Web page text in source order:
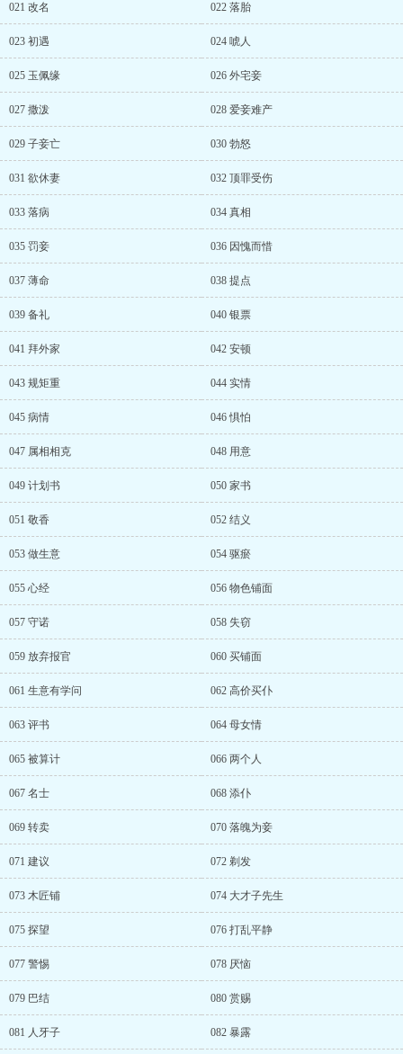
021 改名 022 落胎
023 初遇 024 唬人
025 玉佩缘 026 外宅妾
027 撒泼 028 爱妾难产
029 子妾亡 030 勃怒
031 欲休妻 032 顶罪受伤
033 落病 034 真相
035 罚妾 036 因愧而惜
037 薄命 038 提点
039 备礼 040 银票
041 拜外家 042 安顿
043 规矩重 044 实情
045 病情 046 惧怕
047 属相相克 048 用意
049 计划书 050 家书
051 敬香 052 结义
053 做生意 054 驱瘀
055 心经 056 物色铺面
057 守诺 058 失窃
059 放弃报官 060 买铺面
061 生意有学问 062 高价买仆
063 评书 064 母女情
065 被算计 066 两个人
067 名士 068 添仆
069 转卖 070 落魄为妾
071 建议 072 剃发
073 木匠铺 074 大才子先生
075 探望 076 打乱平静
077 警惕 078 厌恼
079 巴结 080 赏赐
081 人牙子 082 暴露